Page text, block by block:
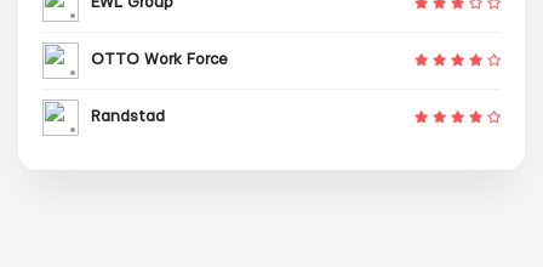
OTTO Work Force
Randstad